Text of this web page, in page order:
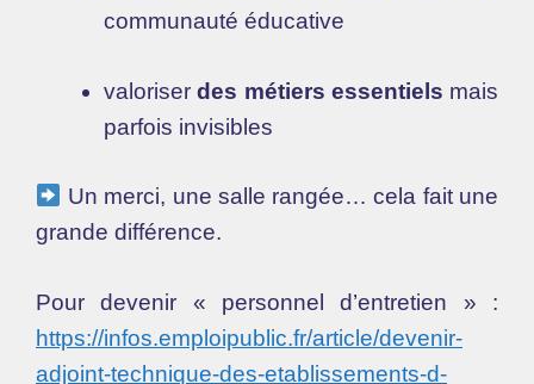
communauté éducative
valoriserdes métiers essentiels mais
parfois invisibles
Un merci, une salle rangée… cela fait une
grande différence.
Pour devenir « personnel d’entretien » :
https://infos.emploipublic.fr/article/devenir-
adjoint-technique-des-etablissements-d-